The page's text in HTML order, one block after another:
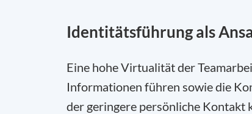
Identitätsführung als
Eine hohe Virtualität der
Informationen führen sowie die
der geringere persönliche Kontakt